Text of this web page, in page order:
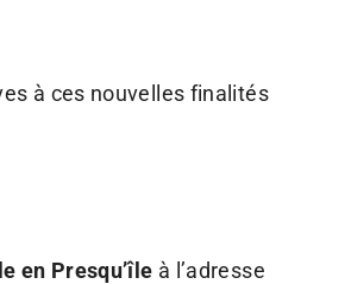
à ces nouvelles finalités
en Presqu’île à l’adresse